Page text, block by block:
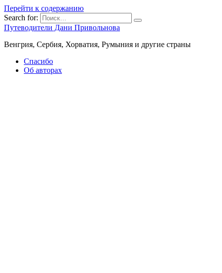
Перейти к содержанию
Search for:
Путеводители Дани Привольнова
Венгрия, Сербия, Хорватия, Румыния и другие страны
Спасибо
Об авторах